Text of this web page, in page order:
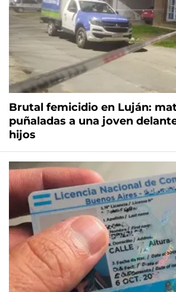
Brutal femicidio en Luján:
puñaladas a una joven
hijos